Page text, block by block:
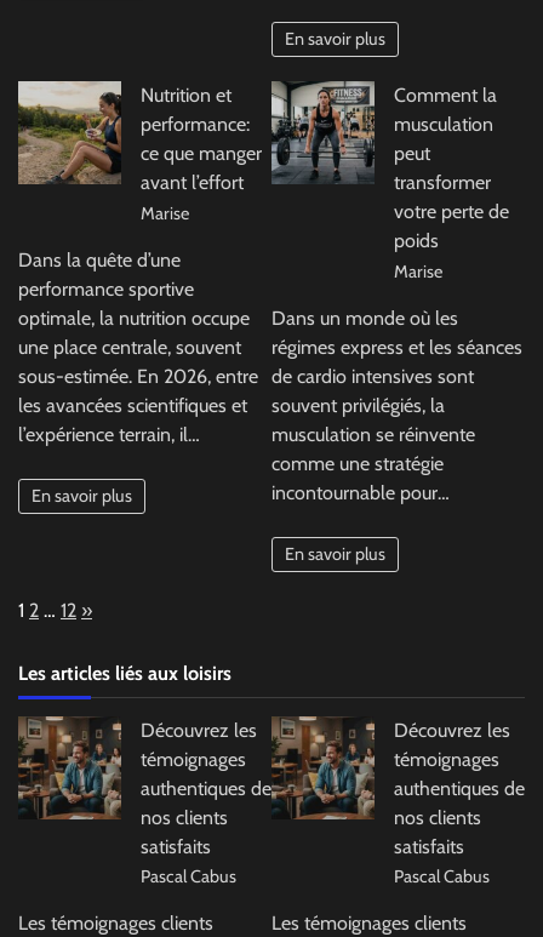
En savoir plus
Nutrition et
performance:
ce que manger
avant l’effort
Marise
Dans la quête d’une
performance sportive
optimale, la nutrition occupe
une place centrale, souvent
sous-estimée. En 2026, entre
les avancées scientifiques et
l’expérience terrain, il…
En savoir plus
Comment la
musculation
peut
transformer
votre perte de
poids
Marise
Dans un monde où les
régimes express et les séances
de cardio intensives sont
souvent privilégiés, la
musculation se réinvente
comme une stratégie
incontournable pour…
En savoir plus
Page:
1 2 … 12 Next
»
Les articles liés aux loisirs
Découvrez les
témoignages
authentiques de
nos clients
satisfaits
Pascal Cabus
Les témoignages clients
Découvrez les
témoignages
authentiques de
nos clients
satisfaits
Pascal Cabus
Les témoignages clients